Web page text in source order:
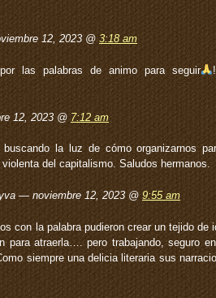
12, 2023 @ 3:18 am
las palabras de animo para seguir
12, 2023 @ 7:12 am
la luz de cómo organizarnos
del capitalismo. Saludos hermanos.
— noviembre 12, 2023 @ 9:55 am
con la palabra pudieron crear un tejido de
para atraerla…. pero trabajando, seguro
siempre una delicia literaria sus